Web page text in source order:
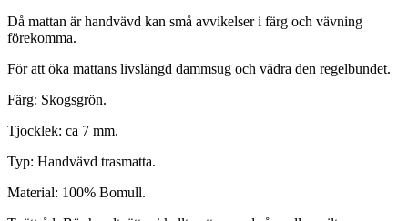
Då mattan är handvävd kan små avvikelser i färg och vävning
förekomma.
För att öka mattans livslängd dammsug och vädra den regelbundet.
Färg: Skogsgrön.
Tjocklek: ca 7 mm.
Typ: Handvävd trasmatta.
Material: 100% Bomull.